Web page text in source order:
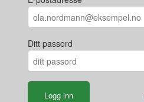
Ditt passord